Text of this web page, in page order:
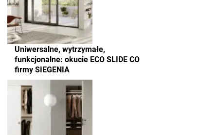
Uniwersalne, wytrzymałe,
funkcjonalne: okucie ECO SLIDE CO
firmy SIEGENIA